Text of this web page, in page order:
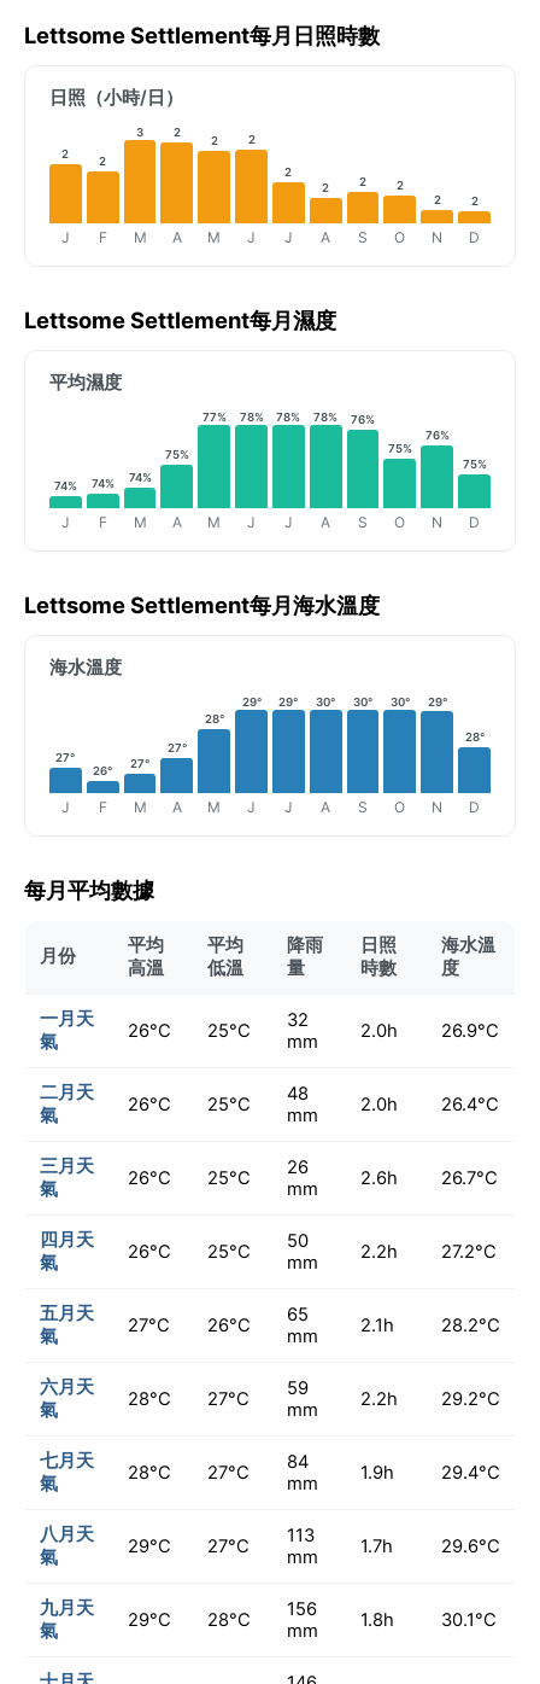
Lettsome Settlement每月日照時數
日照（小時/日）
2
J
2
F
3
M
2
A
2
M
2
J
2
J
2
A
2
S
2
O
2
N
2
D
Lettsome Settlement每月濕度
平均濕度
74%
J
74%
F
74%
M
75%
A
77%
M
78%
J
78%
J
78%
A
76%
S
75%
O
76%
N
75%
D
Lettsome Settlement每月海水溫度
海水溫度
27°
J
26°
F
27°
M
27°
A
28°
M
29°
J
29°
J
30°
A
30°
S
30°
O
29°
N
28°
D
每月平均數據
月份
平均
高溫
平均
低溫
降雨
量
日照
時數
海水溫
度
一月天
氣
26°C 25°C
32
mm
2.0h 26.9°C
二月天
氣
26°C 25°C
48
mm
2.0h 26.4°C
三月天
氣
26°C 25°C
26
mm
2.6h 26.7°C
四月天
氣
26°C 25°C
50
mm
2.2h 27.2°C
五月天
氣
27°C 26°C
65
mm
2.1h 28.2°C
六月天
氣
28°C 27°C
59
mm
2.2h 29.2°C
七月天
氣
28°C 27°C
84
mm
1.9h 29.4°C
八月天
氣
29°C 27°C
113
mm
1.7h 29.6°C
九月天
氣
29°C 28°C
156
mm
1.8h 30.1°C